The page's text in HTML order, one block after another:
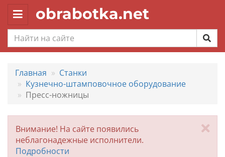
Toggle
navigation
obrabotka.net
Главная
Станки
Кузнечно-штамповочное оборудование
Пресс-ножницы
Внимание! На сайте появились
неблагонадежные исполнители.
Подробности